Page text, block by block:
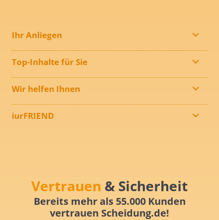
Ihr Anliegen
Top-Inhalte für Sie
Wir helfen Ihnen
iurFRIEND
Vertrauen & Sicherheit
Bereits mehr als 55.000 Kunden
vertrauen Scheidung.de!